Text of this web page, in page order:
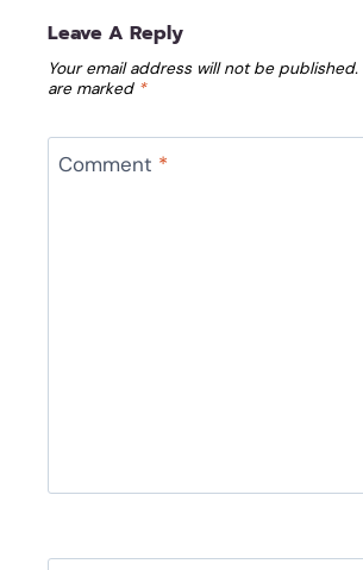
Leave A Reply
Your email address will not be published.
are marked *
Comment *